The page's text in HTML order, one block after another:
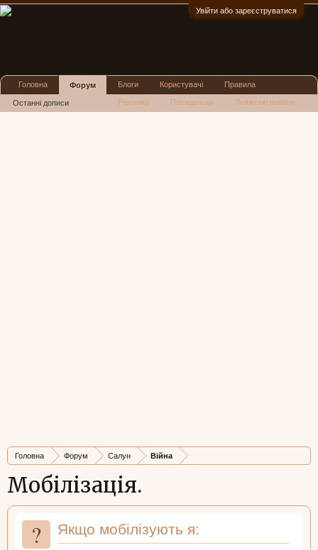
Увійти або зареєструватися
Головна Форум Салун Війна
Мобілізація.
? Якщо мобілізують я:
Головна Форум
Останні дописи
Блоги Користувачі Правила
Реклама Посиденьки Львівські новини